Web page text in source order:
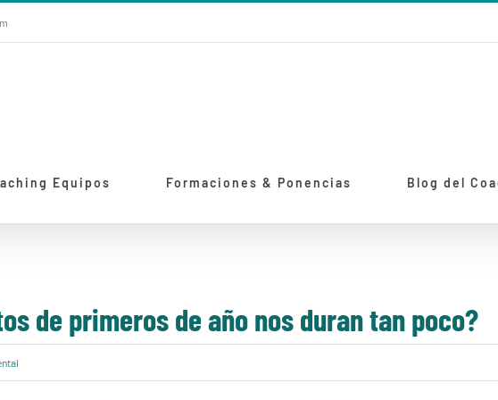
Equipos Formaciones & Ponencias Blog del
de primeros de año nos duran tan poco?